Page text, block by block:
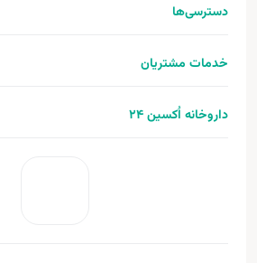
دسترسی‌ها
خدمات مشتریان
داروخانه اُکسین 24